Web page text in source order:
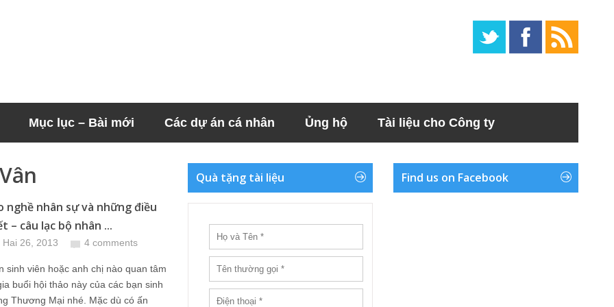
Mục lục – Bài mới Các dự án cá nhân Ủng hộ Tài liệu cho Công ty
nghề nhân sự và những điều
– câu lạc bộ nhân ...
26, 2013 4 comments
sinh viên hoặc anh chị nào quan tâm
buổi hội thảo này của các bạn sinh
Thương Mại nhé. Mặc dù có ấn
Quà tặng tài liệu Find us on Facebook